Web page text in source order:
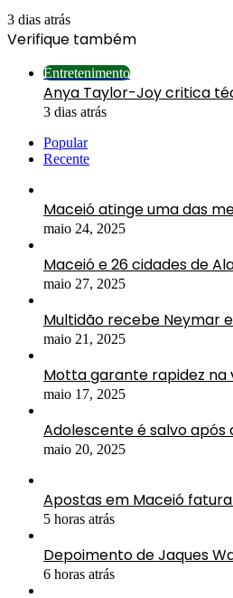
3 dias atrás
Verifique também
Entretenimento
Anya Taylor-Joy critica
3 dias atrás
Popular
Recente
Maceió atinge uma das
maio 24, 2025
Maceió e 26 cidades de
maio 27, 2025
Multidão recebe Neymar
maio 21, 2025
Motta garante rapidez na
maio 17, 2025
Adolescente é salvo
maio 20, 2025
Apostas em Maceió
5 horas atrás
Depoimento de Jaques
6 horas atrás